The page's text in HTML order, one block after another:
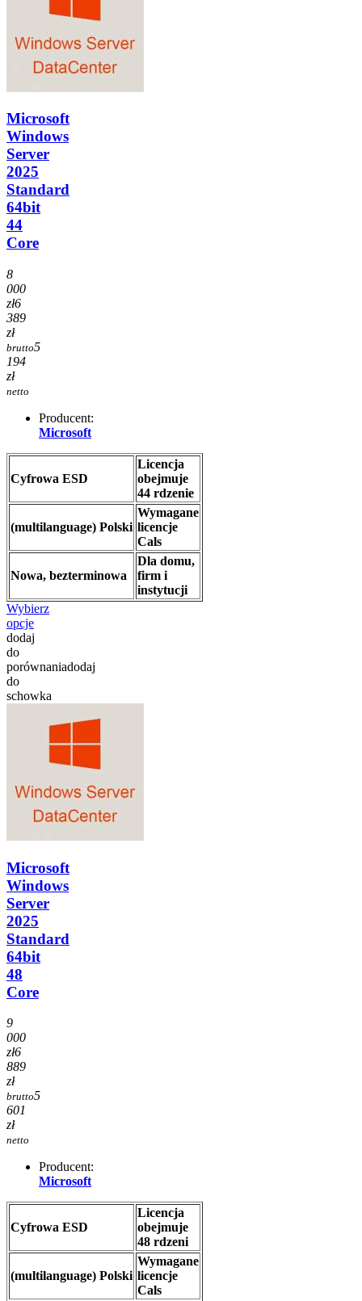
Microsoft
Windows
Server
2025
Standard
64bit
44
Core
8
000
zł6
389
zł
brutto5
194
zł
netto
Producent:
Microsoft
Cyfrowa ESD
Licencja
obejmuje
44 rdzenie
(multilanguage) Polski
Wymagane
licencje
Cals
Nowa, bezterminowa
Dla domu,
firm i
instytucji
Wybierz
opcje
dodaj
do
porównaniadodaj
do
schowka
Microsoft
Windows
Server
2025
Standard
64bit
48
Core
9
000
zł6
889
zł
brutto5
601
zł
netto
Producent:
Microsoft
Cyfrowa ESD
Licencja
obejmuje
48 rdzeni
(multilanguage) Polski
Wymagane
licencje
Cals